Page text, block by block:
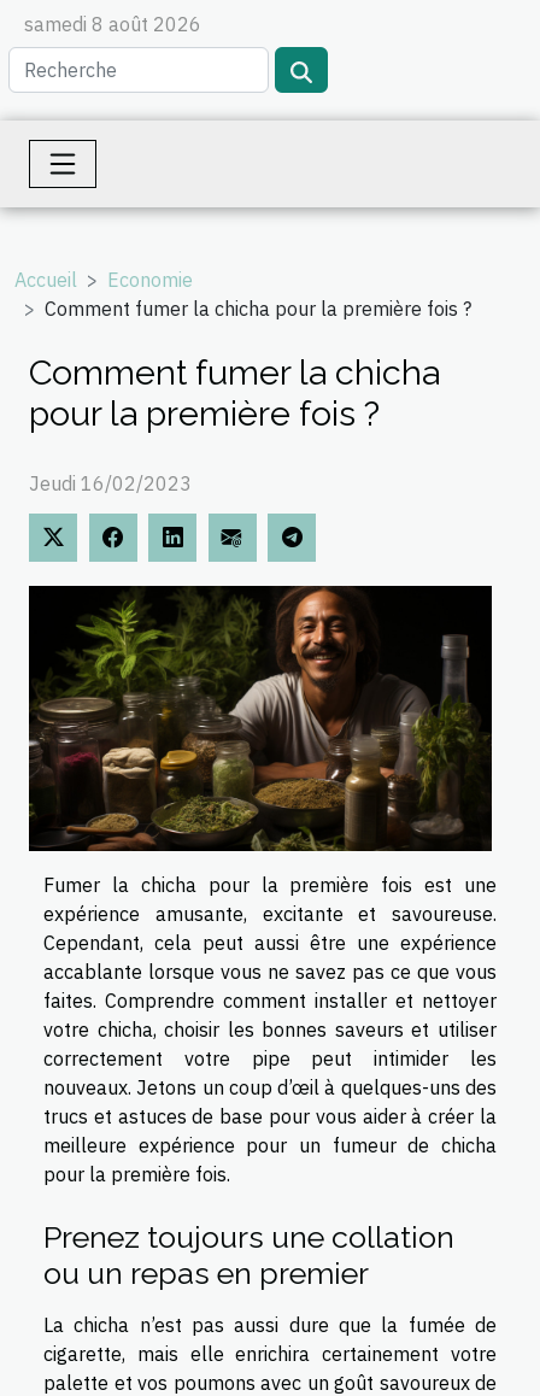
samedi 8 août 2026
Accueil
Economie
Comment fumer la chicha pour la première fois ?
Comment fumer la chicha
pour la première fois ?
Jeudi 16/02/2023
Fumer la chicha pour la première fois est une
expérience amusante, excitante et savoureuse.
Cependant, cela peut aussi être une expérience
accablante lorsque vous ne savez pas ce que vous
faites. Comprendre comment installer et nettoyer
votre chicha, choisir les bonnes saveurs et utiliser
correctement votre pipe peut intimider les
nouveaux. Jetons un coup d’œil à quelques-uns des
trucs et astuces de base pour vous aider à créer la
meilleure expérience pour un fumeur de chicha
pour la première fois.
Prenez toujours une collation
ou un repas en premier
La chicha n’est pas aussi dure que la fumée de
cigarette, mais elle enrichira certainement votre
palette et vos poumons avec un goût savoureux de